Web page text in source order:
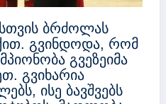
ბრძოლას
გვინდოდა, რომ
გვეზეიმა
გვიხარია
ისე ბავშვებს